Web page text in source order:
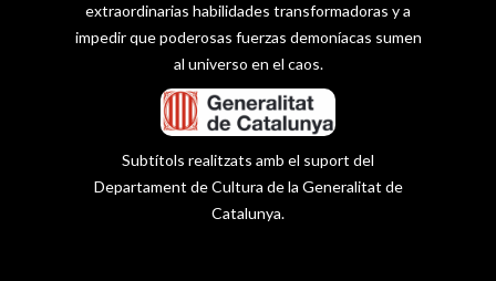
extraordinarias habilidades transformadoras y a
impedir que poderosas fuerzas demoníacas sumen
al universo en el caos.
Subtítols realitzats amb el suport del
Departament de Cultura de la Generalitat de
Catalunya.